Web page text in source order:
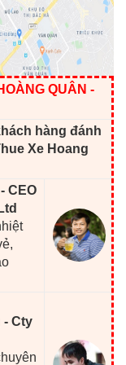
QUÂN -
hàng đánh
Xe Hoang
CEO
- Cty